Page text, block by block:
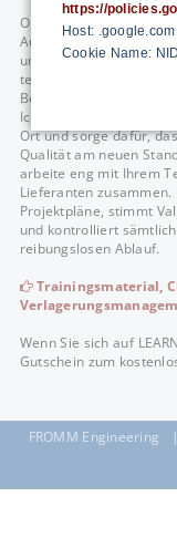
Ob innerhalb des
Ausland, ob
und Teilebestände:
termingerechte
Bereichen Qualität und
Ich überwache den
Ort und sorge dafür,
Qualität am neuen
arbeite eng mit Ihrem
Lieferanten
Projektpläne, stimmt
und kontrolliert
reibungslosen Ablauf.
Trainingsmaterial,
Wenn Sie sich auf
Gutschein zum
FROMM
https://
Host: .google.com
Cookie Name: NID